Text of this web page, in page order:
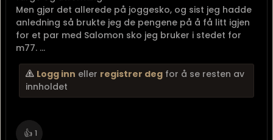
Men gjør det allerede på joggesko, og sist jeg hadde
anledning så brukte jeg de pengene på å få litt igjen
for et par med Salomon sko jeg bruker i stedet for
m77. ...
Logg inn eller registrer deg for å se resten av
innholdet
👍 1